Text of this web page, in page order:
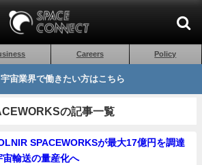
Careers Policy
宇宙業界で働きたい方はこちら
の記事一覧
SPACEWORKSが最大17億円を調達
宙輸送の量産化へ